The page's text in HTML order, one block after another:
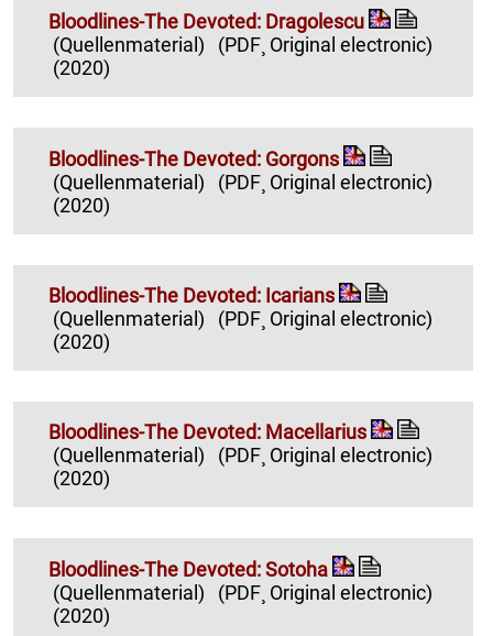
Bloodlines-The Devoted: Dragolescu
(Quellenmaterial)
(PDF¸ Original electronic)
(2020)
Bloodlines-The Devoted: Gorgons
(Quellenmaterial)
(PDF¸ Original electronic)
(2020)
Bloodlines-The Devoted: Icarians
(Quellenmaterial)
(PDF¸ Original electronic)
(2020)
Bloodlines-The Devoted: Macellarius
(Quellenmaterial)
(PDF¸ Original electronic)
(2020)
Bloodlines-The Devoted: Sotoha
(Quellenmaterial)
(PDF¸ Original electronic)
(2020)